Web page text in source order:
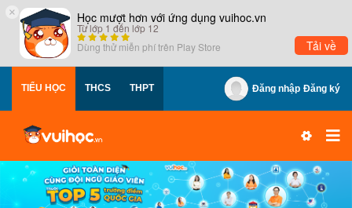
× Học mượt hơn với ứng dụng vuihoc.vn
Từ lớp 1 đến lớp 12
Dùng thử miễn phí trên Play Store Tải về
TIỂU HỌC THCS THPT Đăng nhập Đăng ký